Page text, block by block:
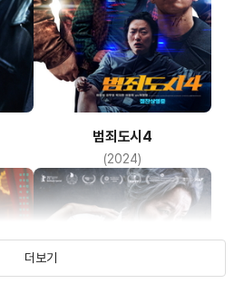
범죄도시4
(2024)
더보기